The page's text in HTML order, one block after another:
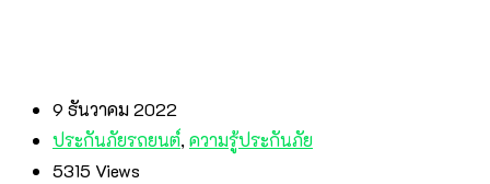
9 ธันวาคม 2022
ประกันภัยรถยนต์, ความรู้ประกันภัย
5315 Views